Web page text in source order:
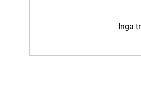
Inga